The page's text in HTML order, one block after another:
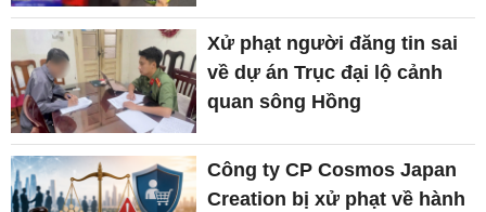
Xử phạt người đăng tin sai
về dự án Trục đại lộ cảnh
quan sông Hồng
Công ty CP Cosmos Japan
Creation bị xử phạt về hành